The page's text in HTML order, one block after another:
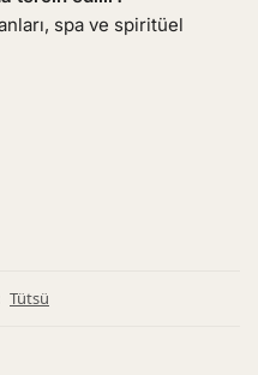
spa ve spiritüel
Tütsü